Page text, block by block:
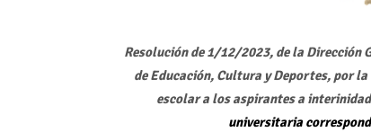
Resolución de 1/12/2023, de la Dirección
de Educación, Cultura y Deportes, por
escolar a los aspirantes a
universitaria